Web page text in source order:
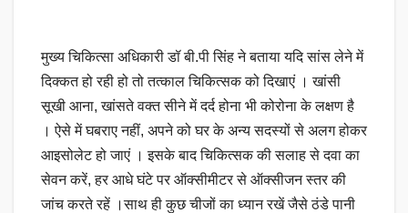
मुख्य चिकित्सा अधिकारी डॉ बी.पी सिंह ने बताया यदि सांस लेने में
दिक्कत हो रही हो तो तत्काल चिकित्सक को दिखाएं ‌। खांसी
सूखी आना, खांसते वक्त सीने में दर्द होना भी कोरोना के लक्षण है
। ऐसे में घबराए नहीं, अपने को घर के अन्य सदस्यों से अलग होकर
आइसोलेट हो जाएं । इसके बाद चिकित्सक की सलाह से दवा का
सेवन करें, हर आधे घंटे पर ऑक्सीमीटर से ऑक्सीजन स्तर की
जांच करते रहें ।साथ ही कुछ चीजों का ध्यान रखें जैसे ठंडे पानी